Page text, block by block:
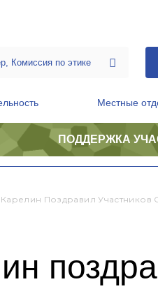
Местные
ПОДДЕРЖКА
Поздравил Участников